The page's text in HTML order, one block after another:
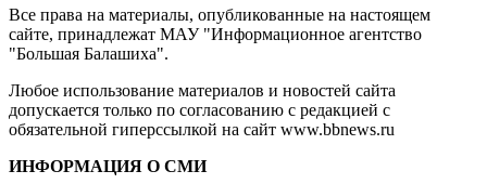
Все права на материалы, опубликованные на настоящем
сайте, принадлежат МАУ "Информационное агентство
"Большая Балашиха".
Любое использование материалов и новостей сайта
допускается только по согласованию с редакцией с
обязательной гиперссылкой на сайт www.bbnews.ru
ИНФОРМАЦИЯ О СМИ